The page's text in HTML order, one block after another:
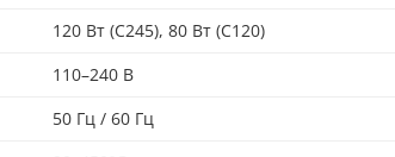
120 Вт (C245), 80 Вт (C120)
110–240 В
50 Гц / 60 Гц